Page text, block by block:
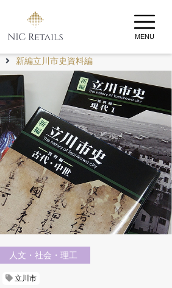
MENU
新編立川市史資料編
人文・社会・理工
立川市